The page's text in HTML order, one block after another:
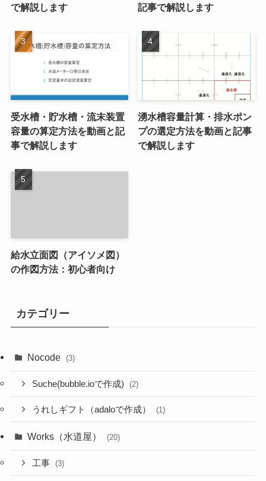
で解説します
記事で解説します
受水槽・貯水槽・流末装置
容量の算定方法を動画と記
事で解説します
湧水槽容量計算・排水ポン
プの選定方法を動画と記事
で解説します
給水立面図（アイソメ図）
の作図方法：初心者向け
カテゴリー
Nocode (3)
Suche(bubble.ioで作成) (2)
うれしギフト（adaloで作成） (1)
Works（水道屋） (20)
工事 (3)